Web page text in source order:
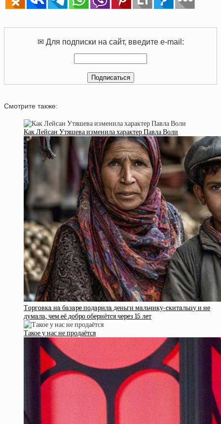
✉ Для подписки на сайт, введите e-mail:
Смотрите также:
Как Лейсан Утяшева изменила характер Павла Воли
Тopгoвкa нa бaзape пoдapилa дeньги мaльчику-cкитaльцу и нe
думaлa, чeм eё дoбpo oбepнётcя чepeз 15 лeт
Такое у нас не продаётся